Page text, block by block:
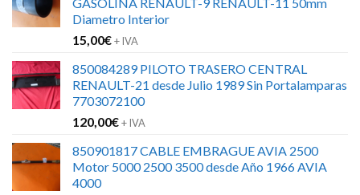
Diametro Interior
15,00€+ IVA
850084289 PILOTO TRASERO CENTRAL
RENAULT-21 desde Julio 1989 Sin Portalamparas
7703072100
120,00€+ IVA
850901817 CABLE EMBRAGUE AVIA 2500
Motor 5000 2500 3500 desde Año 1966 AVIA
4000